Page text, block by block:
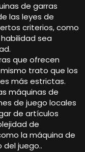
de garras
las leyes de
criterios, como
sea
que ofrecen
trato que los
más estrictas.
máquinas de
de juego locales
de artículos
de
la máquina de
juego..